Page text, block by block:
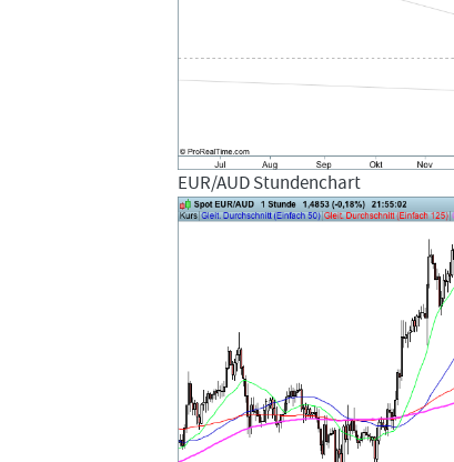
EUR/AUD Stundenchart